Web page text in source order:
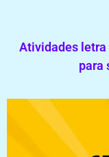
Atividades
para